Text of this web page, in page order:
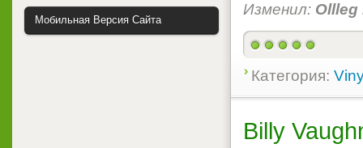
Изменил: Ollleg
Категория:
Billy
Мобильная Версия Сайта